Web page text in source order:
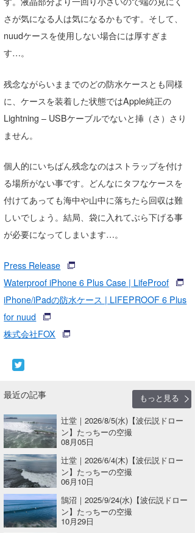
さが気になる人は気になるかもです。そして、
nuudケースを使用しない場合には厚すぎま
す…。
残念ながらいままでのどの防水ケースとも同様
に、ケースを装着した状態ではApple純正の
Lightning – USBケーブルでないと挿（さ）さり
ません。
個人的にいちばん残念なのはストラップを付け
る場所がない事です。どんなにタフなケースを
付けてあっても海中や山中に落ちたら回収は難
しいでしょう。結局、袋に入れてぶら下げる事
が必要になってしまいます…。
Press Release
Waterproof iPhone 6 Plus Case | LifeProof
iPhone/iPadの防水ケース | LIFEPROOF 6 Plus
for nuud
株式会社FOX
最近の記事
もっと見る
辻堂｜2026/8/5(水)【波伝説ドロー
ン】たっちーの空撮
08月05日
辻堂｜2026/6/4(木)【波伝説ドロー
ン】たっちーの空撮
06月10日
鵠沼｜2025/9/24(水)【波伝説ドロー
ン】たっちーの空撮
10月29日